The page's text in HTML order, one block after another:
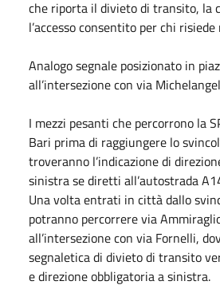
che riporta il divieto di transito, la
l’accesso consentito per chi
Analogo segnale posizionato in
all’intersezione con via
I mezzi pesanti che percorrono la
Bari prima di raggiungere lo
troveranno l’indicazione di
sinistra se diretti all’autostrada
Una volta entrati in città dallo
potranno percorrere via
all’intersezione con via Fornelli,
segnaletica di divieto di transito
e direzione obbligatoria a sinistra.